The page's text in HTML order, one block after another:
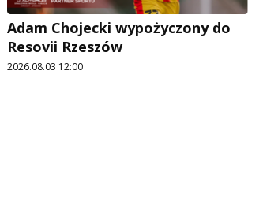
Adam Chojecki wypożyczony do
Resovii Rzeszów
2026.08.03 12:00